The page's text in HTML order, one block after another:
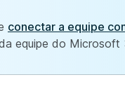
conectar a equipe
equipe do